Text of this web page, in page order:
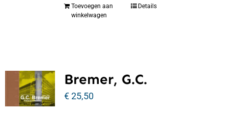
Toevoegen aan
winkelwagen
Details
Bremer, G.C.
€25,50